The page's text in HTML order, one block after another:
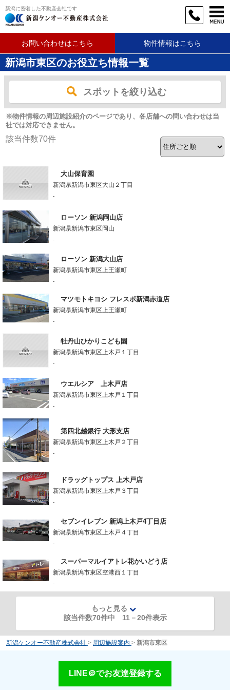
新潟に密着した不動産会社です
お問い合わせはこちら 物件情報はこちら
新潟市東区のお役立ち情報一覧
スポットを絞り込む
※物件情報の周辺施設紹介のページであり、各店舗への問い合わせは当
社では対応できません。
該当件数70件
大山保育園
新潟県新潟市東区大山２丁目
-
ローソン 新潟岡山店
新潟県新潟市東区岡山
-
ローソン 新潟大山店
新潟県新潟市東区上王瀬町
-
マツモトキヨシ フレスポ新潟赤道店
新潟県新潟市東区上王瀬町
-
牡丹山ひかりこども園
新潟県新潟市東区上木戸１丁目
-
ウエルシア 上木戸店
新潟県新潟市東区上木戸１丁目
-
第四北越銀行 大形支店
新潟県新潟市東区上木戸２丁目
-
ドラッグトップス 上木戸店
新潟県新潟市東区上木戸３丁目
-
セブンイレブン 新潟上木戸4丁目店
新潟県新潟市東区上木戸４丁目
-
スーパーマルイアトレ花かいどう店
新潟県新潟市東区空港西１丁目
-
もっと見る
該当件数70件中 11 －20件表示
新潟ケンオー不動産株式会社 > 周辺施設案内 > 新潟市東区
LINE＠でお友達登録する